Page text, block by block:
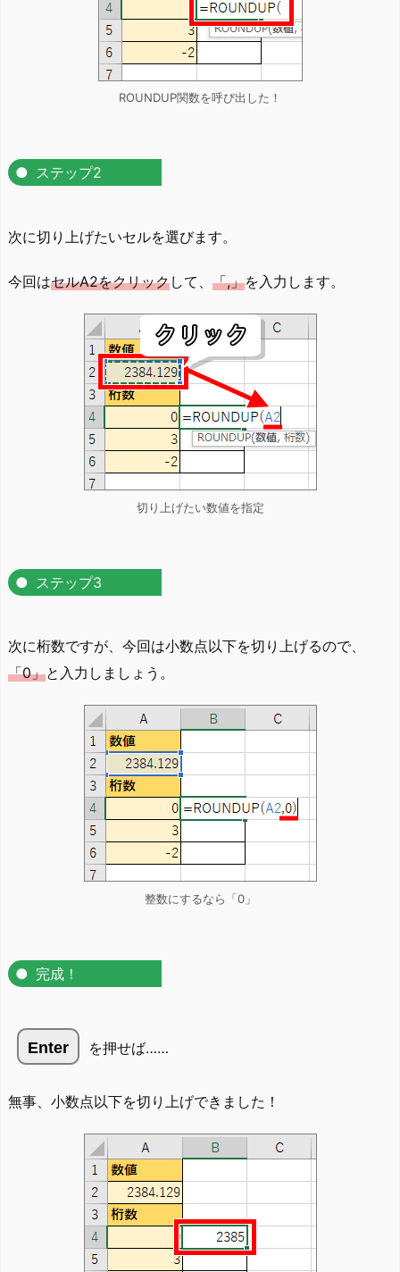
ROUNDUP関数を呼び出した！
ステップ2
次に切り上げたいセルを選びます。
今回はセルA2をクリックして、 「,」を入力します。
切り上げたい数値を指定
ステップ3
次に桁数ですが、今回は小数点以下を切り上げるので、
「0」と入力しましょう。
整数にするなら「0」
完成！
Enter を押せば……
無事、小数点以下を切り上げできました！